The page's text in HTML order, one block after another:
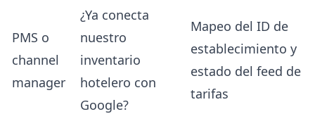
PMS o
channel
manager
¿Ya conecta
nuestro
inventario
hotelero con
Google?
Mapeo del ID de
establecimiento y
estado del feed de
tarifas